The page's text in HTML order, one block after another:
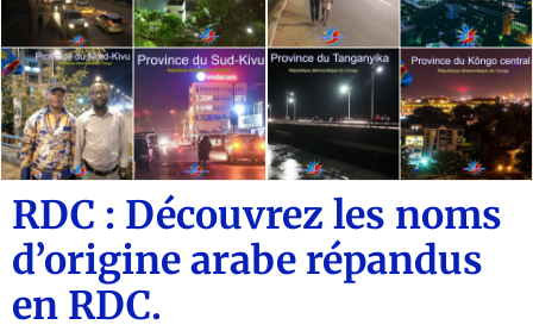
RDC : Découvrez les noms
d’origine arabe répandus
en RDC.